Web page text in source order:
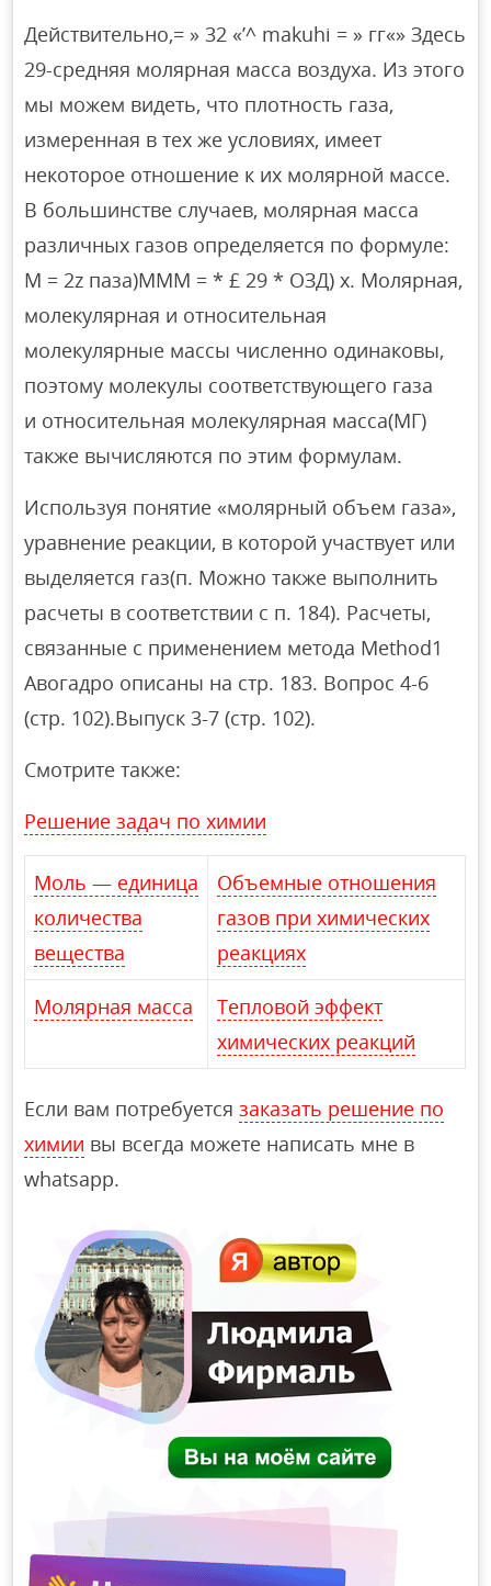
Действительно,= » 32 «’^ makuhi = » гг«» Здесь
29-средняя молярная масса воздуха. Из этого
мы можем видеть, что плотность газа,
измеренная в тех же условиях, имеет
некоторое отношение к их молярной массе.
В большинстве случаев, молярная масса
различных газов определяется по формуле:
М = 2z паза)МММ = * £ 29 * ОЗД) х. Молярная,
молекулярная и относительная
молекулярные массы численно одинаковы,
поэтому молекулы соответствующего газа
и относительная молекулярная масса(МГ)
также вычисляются по этим формулам.
Используя понятие «молярный объем газа»,
уравнение реакции, в которой участвует или
выделяется газ(п. Можно также выполнить
расчеты в соответствии с п. 184). Расчеты,
связанные с применением метода Method1
Авогадро описаны на стр. 183. Вопрос 4-6
(стр. 102).Выпуск 3-7 (стр. 102).
Смотрите также:
Решение задач по химии
Моль — единица
количества
вещества
Объемные отношения
газов при химических
реакциях
Молярная масса
Тепловой эффект
химических реакций
Если вам потребуетсязаказать решение по
химии вы всегда можете написать мне в
whatsapp.